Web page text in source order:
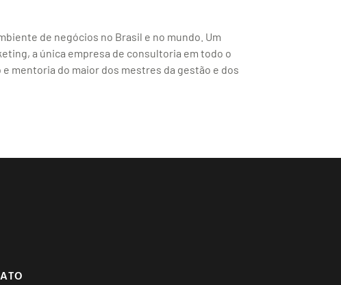
de negócios no Brasil e no mundo. Um
a única empresa de consultoria em todo o
mentoria do maior dos mestres da gestão e dos